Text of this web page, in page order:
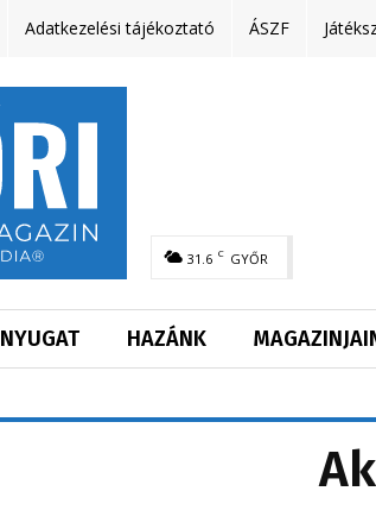
Adatkezelési tájékoztató ÁSZF
31.6 C GYŐR
NYUGAT HAZÁNK